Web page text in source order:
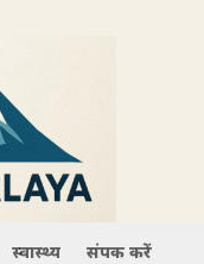
स्वास्थ्य संपर्क करें